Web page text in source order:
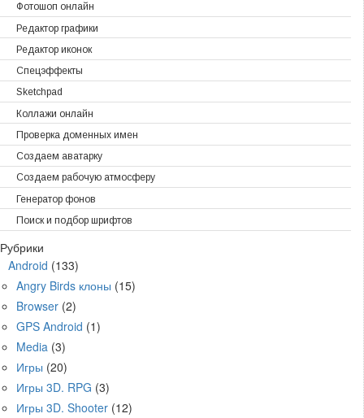
Фотошоп онлайн
Редактор графики
Редактор иконок
Спецэффекты
Sketchpad
Коллажи онлайн
Проверка доменных имен
Создаем аватарку
Создаем рабочую атмосферу
Генератор фонов
Поиск и подбор шрифтов
Рубрики
Android (133)
Angry Birds клоны (15)
Browser (2)
GPS Android (1)
Media (3)
Игры (20)
Игры 3D. RPG (3)
Игры 3D. Shooter (12)